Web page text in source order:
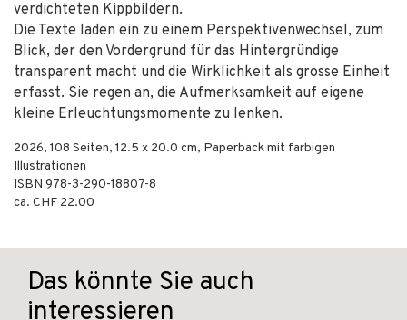
verdichteten Kippbildern.
Die Texte laden ein zu einem Perspektivenwechsel, zum
Blick, der den Vordergrund für das Hintergründige
transparent macht und die Wirklichkeit als grosse Einheit
erfasst. Sie regen an, die Aufmerksamkeit auf eigene
kleine Erleuchtungsmomente zu lenken.
2026, 108 Seiten, 12.5 x 20.0 cm, Paperback mit farbigen
Illustrationen
ISBN 978-3-290-18807-8
ca. CHF 22.00
Das könnte Sie auch
interessieren